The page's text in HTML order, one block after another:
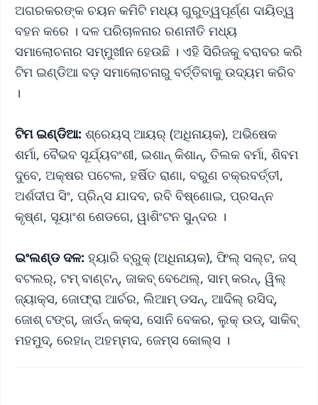
ଅଗରକରଙ୍କ ଚୟନ କମିଟି ମଧ୍ୟ ଗୁରୁତ୍ୱପୂର୍ଣ୍ଣ ଦାୟିତ୍ୱ
ବହନ କରେ । ଦଳ ପରିଚାଳନାର ରଣନୀତି ମଧ୍ୟ
ସମାଲୋଚନାର ସମ୍ମୁଖୀନ ହେଉଛି । ଏହି ସିରିଜକୁ ବରାବର କରି
ଟିମ ଇଣ୍ଡିଆ ବଡ଼ ସମାଲୋଚନାରୁ ବର୍ତ୍ତିବାକୁ ଉଦ୍ୟମ କରିବ
।
ଟିମ ଇଣ୍ଡିଆ: ଶ୍ରେୟସ୍ ଆୟର୍ (ଅଧିନାୟକ), ଅଭିଷେକ
ଶର୍ମା, ବୈଭବ ସୂର୍ଯ୍ୟବଂଶୀ, ଇଶାନ୍ କିଶାନ୍, ତିଲକ ବର୍ମା, ଶିବମ
ଦୁବେ, ଅକ୍ଷର ପଟେଲ, ହର୍ଷିତ ରାଣା, ବରୁଣ ଚକ୍ରବର୍ତ୍ତୀ,
ଅର୍ଶଦୀପ ସିଂ, ପ୍ରିନ୍ସ ଯାଦବ, ରବି ବିଷ୍ଣୋଇ, ପ୍ରସନ୍ନ
କୃଷ୍ଣ, ସୂୟାଂଶ ଶେଡଗେ, ୱାଶିଂଟନ ସୁନ୍ଦର ।
ଇଂଲଣ୍ଡ ଦଳ: ହ୍ୟାରି ବ୍ରୁକ୍ (ଅଧିନାୟକ), ଫିଲ୍ ସଲ୍ଟ, ଜସ୍
ବଟଲର୍, ଟମ୍ ବାଣ୍ଟନ୍, ଜାକବ୍ ବେଥେଲ୍, ସାମ୍ କରନ୍, ୱିଲ୍
ଜ୍ୟାକ୍ସ, ଜୋଫ୍ରା ଆର୍ଚର, ଲିଆମ୍ ଡସନ୍, ଆଦିଲ୍ ରସିଦ୍,
ଜୋଶ୍ ଟଙ୍ଗ୍, ଜାର୍ଡନ୍ କକ୍ସ, ସୋନି ବେକର, ଲୁକ୍ ଉଡ୍, ସାକିବ୍
ମହମୁଦ୍, ରେହାନ୍ ଅହମ୍ମଦ, ଜେମ୍ସ କୋଲ୍ସ ।